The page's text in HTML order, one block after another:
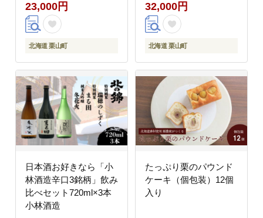
23,000円
北海道 栗山町
32,000円
北海道 栗山町
日本酒お好きなら「小
林酒造辛口3銘柄」飲み
比べセット720ml×3本
小林酒造
たっぷり栗のパウンド
ケーキ（個包装）12個
入り